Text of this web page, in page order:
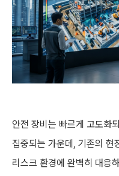
안전 장비는 빠르게 고도화
집중되는 가운데, 기존의 현
리스크 환경에 완벽히 대응